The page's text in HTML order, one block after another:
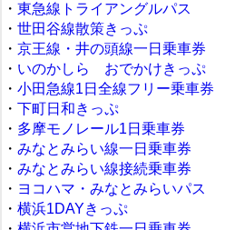
・ 東急線トライアングルパス
・ 世田谷線散策きっぷ
・ 京王線・井の頭線一日乗車券
・ いのかしら おでかけきっぷ
・ 小田急線1日全線フリー乗車券
・ 下町日和きっぷ
・ 多摩モノレール1日乗車券
・ みなとみらい線一日乗車券
・ みなとみらい線接続乗車券
・ ヨコハマ・みなとみらいパス
・ 横浜1DAYきっぷ